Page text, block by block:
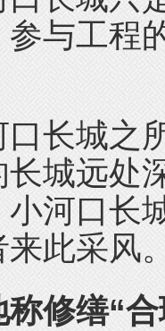
参与工程
城之所
长城远处
小河口长
此采风。
称修缮“